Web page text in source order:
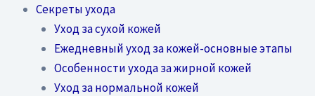
Секреты ухода
Уход за сухой кожей
Ежедневный уход за кожей-основные этапы
Особенности ухода за жирной кожей
Уход за нормальной кожей